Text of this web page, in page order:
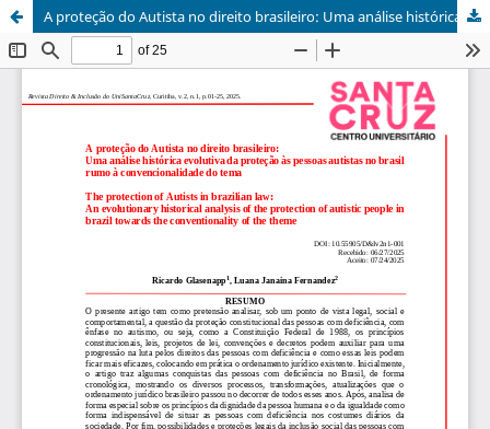
A proteção do Autista no direito brasileiro: Uma análise histórica evolutiva da proteção às pessoas autistas no brasil rumo à convencionalidade do tema